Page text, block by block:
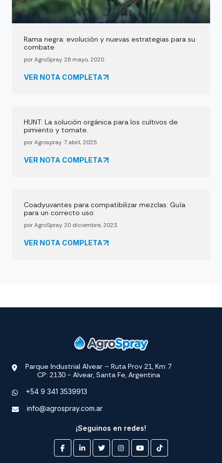
Rama negra: evolución y nuevas estrategias para su
combate
por AgroSpray 26 mayo, 2020
VER NOTA COMPLETA
HUNT: La solución orgánica para los cultivos de
pimiento y tomate.
por Agrospray 7 abril, 2025
VER NOTA COMPLETA
Coadyuvantes para compatibilizar mezclas: Guía
para un correcto uso
por AgroSpray 20 diciembre, 2023
VER NOTA COMPLETA
Parque Industrial Alvear – Ruta Prov 21, Km 7
CP: 2130 - Alvear, Santa Fe, Argentina
+54 9 341 3539913
info@agrospray.com.ar
¡Seguinos en redes!